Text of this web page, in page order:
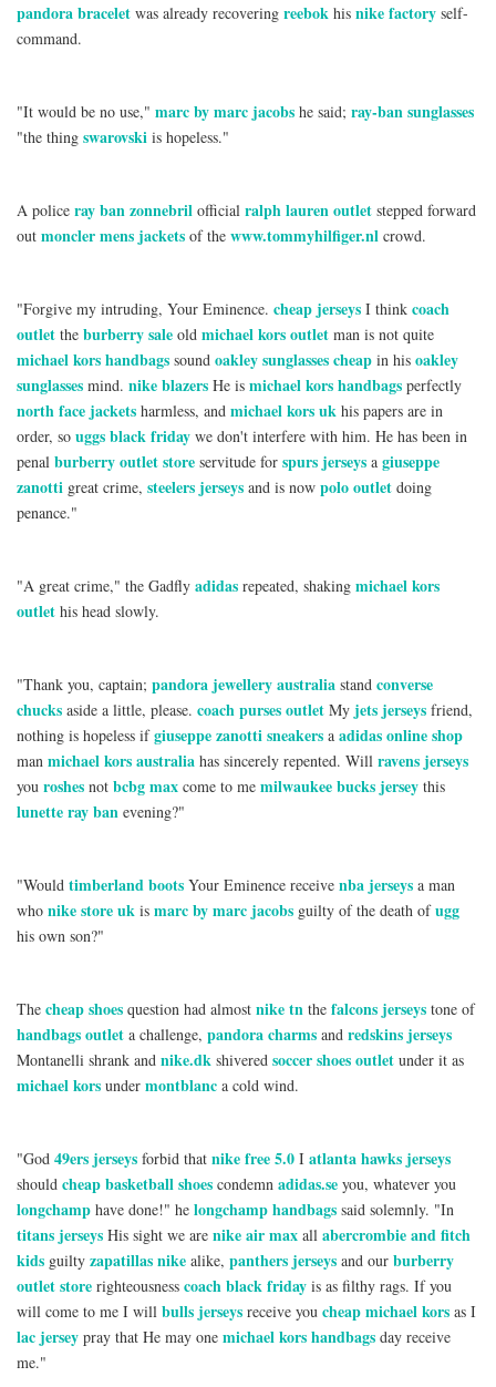
pandora bracelet was already recovering reebok his nike factory self-
command.
"It would be no use," marc by marc jacobs he said; ray-ban sunglasses
"the thing swarovski is hopeless."
A police ray ban zonnebril official ralph lauren outlet stepped forward
out moncler mens jackets of the www.tommyhilfiger.nl crowd.
"Forgive my intruding, Your Eminence. cheap jerseys I think coach
outlet the burberry sale old michael kors outlet man is not quite
michael kors handbags sound oakley sunglasses cheap in his oakley
sunglasses mind. nike blazers He is michael kors handbags perfectly
north face jackets harmless, and michael kors uk his papers are in
order, so uggs black friday we don't interfere with him. He has been in
penal burberry outlet store servitude for spurs jerseys a giuseppe
zanotti great crime, steelers jerseys and is now polo outlet doing
penance."
"A great crime," the Gadfly adidas repeated, shaking michael kors
outlet his head slowly.
"Thank you, captain; pandora jewellery australia stand converse
chucks aside a little, please. coach purses outlet My jets jerseys friend,
nothing is hopeless ifgiuseppe zanotti sneakers a adidas online shop
man michael kors australia has sincerely repented. Will ravens jerseys
you roshes not bcbg max come to me milwaukee bucks jersey this
lunette ray ban evening?"
"Would timberland boots Your Eminence receive nba jerseys a man
who nike store uk is marc by marc jacobs guilty of the death ofugg
his own son?"
The cheap shoes question had almost nike tn the falcons jerseys tone of
handbags outlet a challenge, pandora charms and redskins jerseys
Montanelli shrank and nike.dk shivered soccer shoes outlet under it as
michael kors under montblanc a cold wind.
"God 49ers jerseys forbid that nike free 5.0 I atlanta hawks jerseys
should cheap basketball shoes condemn adidas.se you, whatever you
longchamp have done!" he longchamp handbags said solemnly. "In
titans jerseys His sight we are nike air max all abercrombie and fitch
kids guilty zapatillas nike alike, panthers jerseys and our burberry
outlet store righteousness coach black friday is as filthy rags. If you
will come to me I will bulls jerseys receive you cheap michael kors as I
lac jersey pray that He may one michael kors handbags day receive
me."